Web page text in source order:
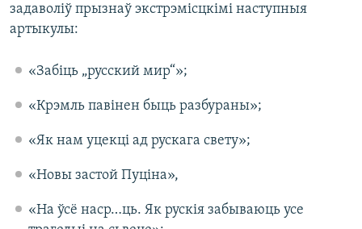
задаволіў прызнаў экстрэмісцкімі наступныя
артыкулы:
«Забіць „русский мир“»;
«Крэмль павінен быць разбураны»;
«Як нам уцекці ад рускага свету»;
«Новы застой Пуціна»,
«На ўсё наср…ць. Як рускія забываюць усе